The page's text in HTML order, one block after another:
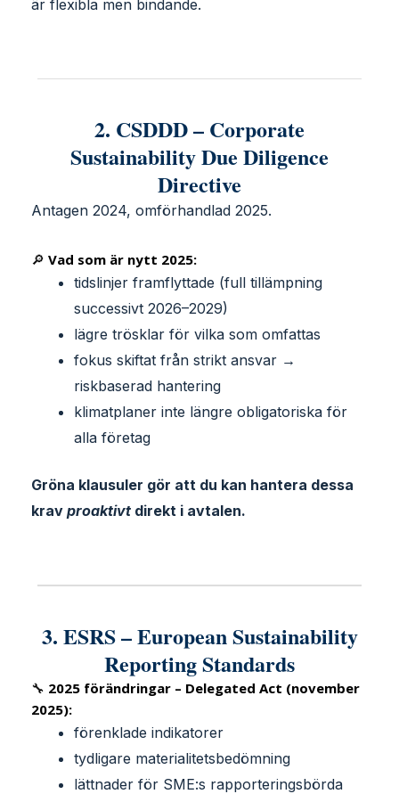
är flexibla men bindande.
2. CSDDD – Corporate
Sustainability Due Diligence
Directive
Antagen 2024, omförhandlad 2025.
🔎 Vad som är nytt 2025:
tidslinjer framflyttade (full tillämpning
successivt 2026–2029)
lägre trösklar för vilka som omfattas
fokus skiftat från strikt ansvar →
riskbaserad hantering
klimatplaner inte längre obligatoriska för
alla företag
Gröna klausuler gör att du kan hantera dessa
krav proaktivt direkt i avtalen.
3. ESRS – European Sustainability
Reporting Standards
🔧 2025 förändringar – Delegated Act (november
2025):
förenklade indikatorer
tydligare materialitetsbedömning
lättnader för SME:s rapporteringsbörda